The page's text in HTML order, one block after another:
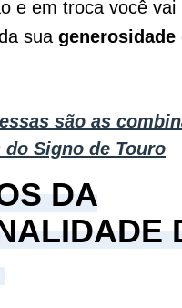
e em troca você vai
sua generosidade
são as
do Signo de Touro
DA